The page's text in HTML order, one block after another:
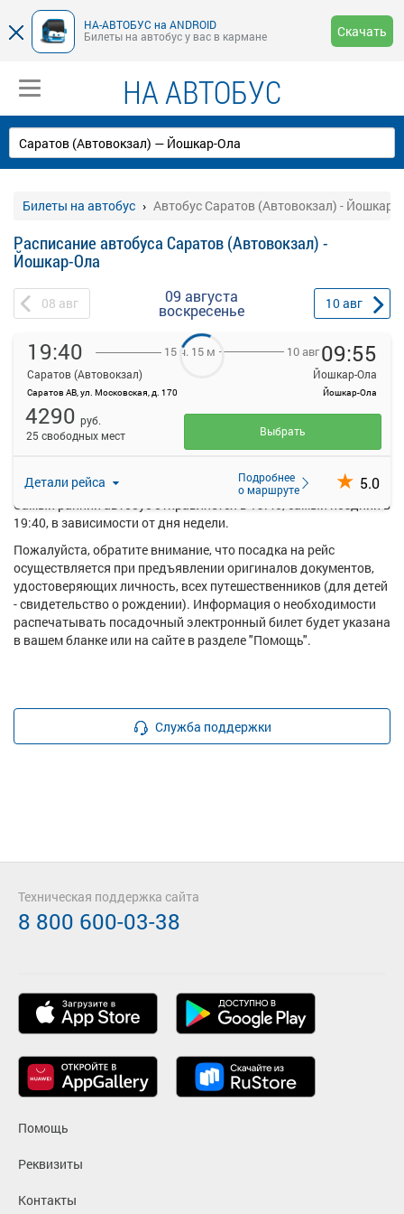
НА-АВТОБУС на ANDROID
Билеты на автобус у вас в кармане
Скачать
НА АВТОБУС
Билеты на автобус Автобус Саратов (Автовокзал) - Йошкар-
Расписание автобуса Саратов (Автовокзал) -
Йошкар-Ола
08 авг 09 августа
воскресенье 10авг
19:40
Саратов (Автовокзал)
Саратов АВ, ул. Московская, д. 170
15 ч. 15 м 10 авг09:55
Йошкар-Ола
Йошкар-Ола
Детали рейса
Подробнее
о маршруте
5.0
4290 руб.
25 свободных мест
Выбрать
На данной странице вы можете ознакомиться с расписанием и
купить билет онлайн на автобус Саратов (Автовокзал) -
Йошкар-Ола стоимостью от 3900 рублей.
осуществляют следующие перевозчики: Автолига ТК ООО.
Самый ранний автобус отправляется в 19:40, самый поздний в
19:40, в зависимости от дня недели.
Пожалуйста, обратите внимание, что посадка на рейс
осуществляется при предъявлении оригиналов документов,
удостоверяющих личность, всех путешественников (для детей
- свидетельство о рождении). Информация о необходимости
распечатывать посадочный электронный билет будет указана
в вашем бланке или на сайте в разделе "Помощь".
Служба поддержки
Помощь
Реквизиты
Контакты
Техническая поддержка сайта
8 800 600-03-38